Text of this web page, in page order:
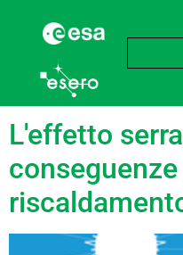
language:
L'effetto